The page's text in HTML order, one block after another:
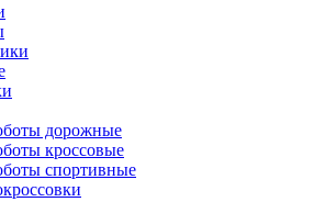
дорожные
кроссовые
спортивные